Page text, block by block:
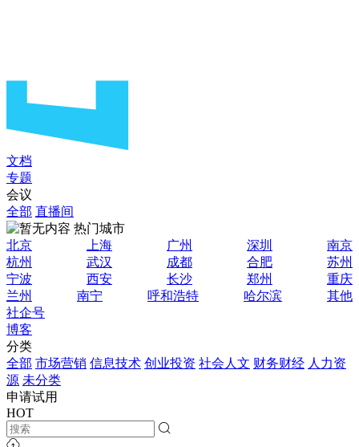
文档
专题
会议
全部 直播间
热门城市
北京
上海 广州 深圳
南京
杭州
武汉 成都 合肥
苏州
宁波
西安 长沙 郑州
重庆
兰州
南宁 呼和浩特 哈尔滨
其他
社企号
博客
分类
全部 市场营销 信息技术 创业投资 社会人文 财务财经 人力资
源 未分类
申请试用
HOT